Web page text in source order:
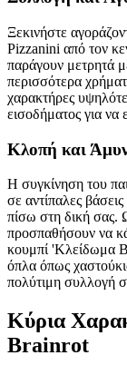
Ξεκινήστε
Pizzanini από τον
παράγουν μετρητά
περισσότερα
χαρακτήρες
εισοδήματος για να
Κλοπή και
Η συγκίνηση του
σε αντίπαλες
πίσω στη δική σας.
προσπαθήσουν να
κουμπί 'Κλείδωμα
όπλα όπως
πολύτιμη συλλογή
Κύρια
Brainrot